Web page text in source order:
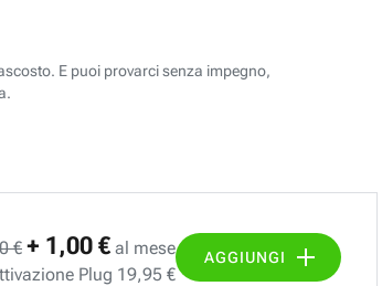
E puoi provarci senza impegno,
€ + 1,00 € al mese
Plug 19,95 €
AGGIUNGI